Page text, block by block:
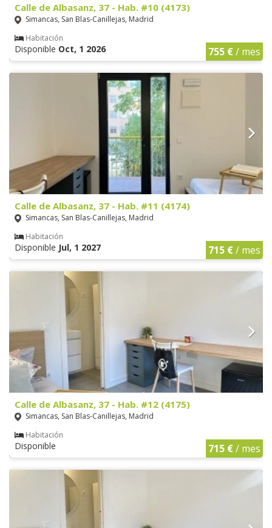
Calle de Albasanz, 37 - Hab. #10 (4173)
Simancas, San Blas-Canillejas, Madrid
Habitación
Disponible Oct, 1 2026 755 €/ mes
Calle de Albasanz, 37 - Hab. #11 (4174)
Simancas, San Blas-Canillejas, Madrid
Habitación
Disponible Jul, 1 2027 715 €/ mes
Calle de Albasanz, 37 - Hab. #12 (4175)
Simancas, San Blas-Canillejas, Madrid
Habitación
Disponible 715 €/ mes